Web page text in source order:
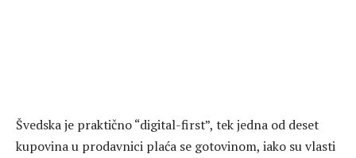
Švedska je praktično “digital-first”, tek jedna od deset
kupovina u prodavnici plaća se gotovinom, iako su vlasti